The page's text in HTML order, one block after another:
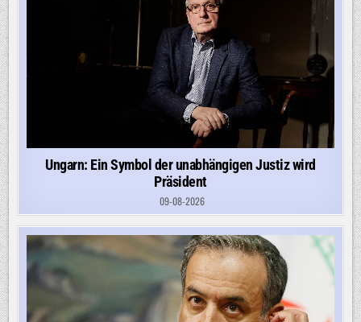
Ungarn: Ein Symbol der unabhängigen Justiz wird
Präsident
09-08-2026